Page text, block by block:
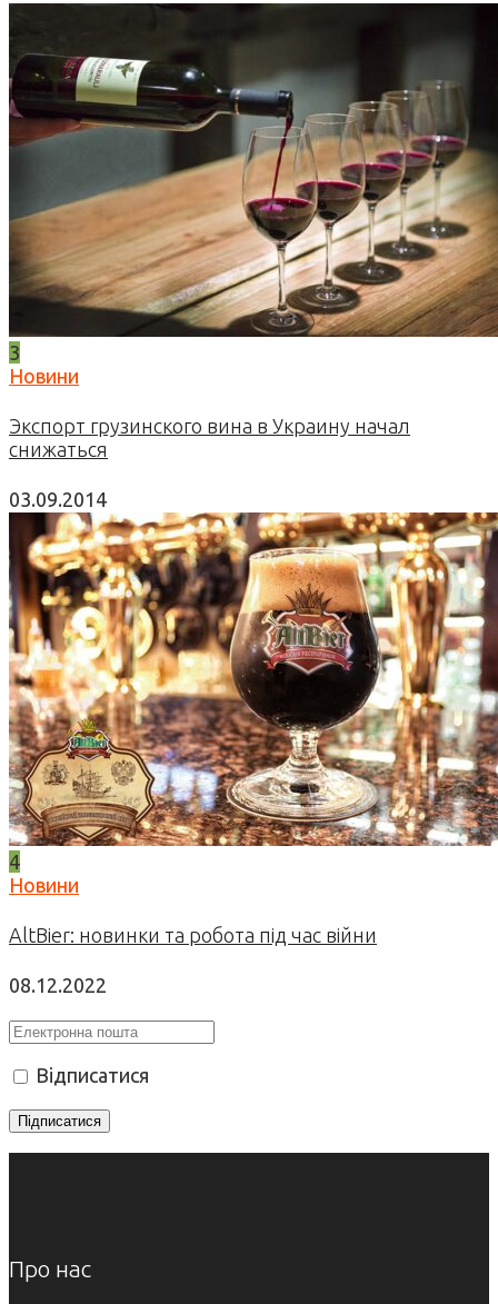
3
Новини
Экспорт грузинского вина в Украину начал
снижаться
03.09.2014
4
Новини
AltBier: новинки та робота під час війни
08.12.2022
Відписатися
Про нас